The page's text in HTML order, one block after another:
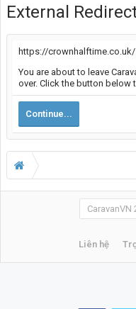
External
https://crownhalftime.co.uk/
You are about to leave
over. Click the button below
Continue...
CaravanVN
Liên hệ